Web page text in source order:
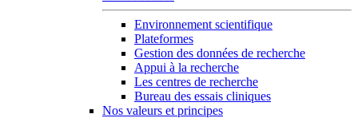
Environnement scientifique
Plateformes
Gestion des données de recherche
Appui à la recherche
Les centres de recherche
Bureau des essais cliniques
Nos valeurs et principes